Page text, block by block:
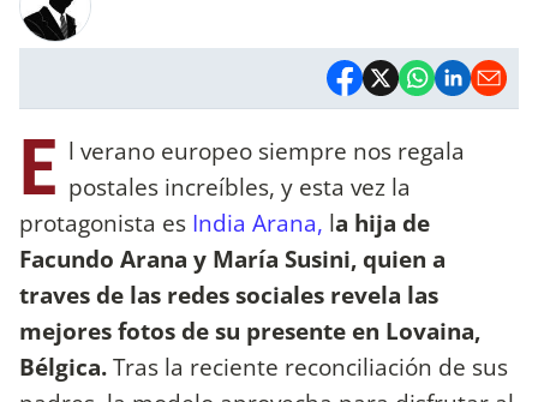
E l verano europeo siempre nos regala
postales increíbles, y esta vez la
protagonista es India Arana, la hija de
Facundo Arana y María Susini, quien a
traves de las redes sociales revela las
mejores fotos de su presente en Lovaina,
Bélgica.Tras la reciente reconciliación de sus